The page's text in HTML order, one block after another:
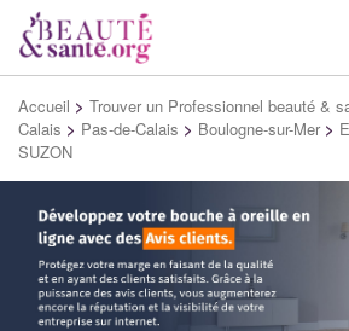
Accueil > Trouver un Professionnel beauté &
Calais > Pas-de-Calais > Boulogne-sur-Mer >
SUZON